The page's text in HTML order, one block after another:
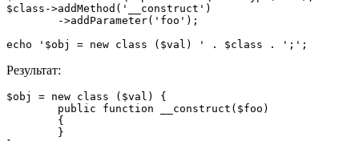
$class->addMethod('__construct')
Результат:
$obj = new class ($val) {